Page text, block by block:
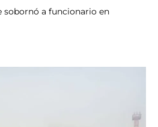
sobornó a funcionario en